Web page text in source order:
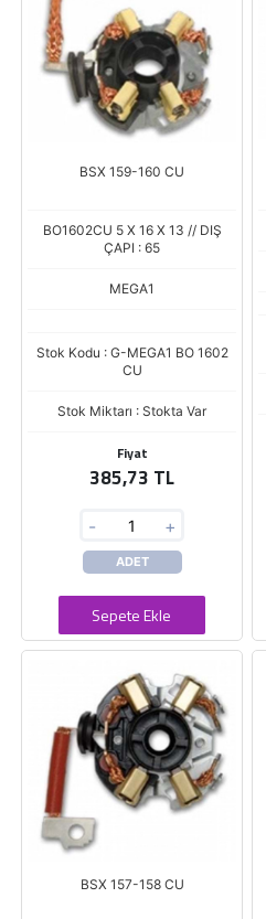
BSX 159-160 CU
BO1602CU 5 X 16 X 13 // DIŞ
ÇAPI : 65
MEGA1
Stok Kodu : G-MEGA1 BO 1602
CU
Stok Miktarı : Stokta Var
Fiyat
385,73 TL
- +
ADET
Sepete Ekle
BSX 157-158 CU